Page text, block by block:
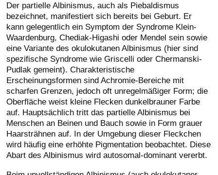
Der partielle Albinismus, auch als Piebaldismus
bezeichnet, manifestiert sich bereits bei Geburt. Er
kann gelegentlich ein Symptom der Syndrome Klein-
Waardenburg, Chediak-Higashi oder Mendel sein sowie
eine Variante des okulokutanen Albinismus (hier sind
spezifische Syndrome wie Griscelli oder Chermanski-
Pudlak gemeint). Charakteristische
Erscheinungsformen sind Achromie-Bereiche mit
scharfen Grenzen, jedoch oft unregelmäßiger Form; die
Oberfläche weist kleine Flecken dunkelbrauner Farbe
auf. Hauptsächlich tritt das partielle Albinismus bei
Menschen an Beinen und Bauch sowie in Form grauer
Haarsträhnen auf. In der Umgebung dieser Fleckchen
wird häufig eine erhöhte Pigmentation beobachtet. Diese
Abart des Albinismus wird autosomal-dominant vererbt.